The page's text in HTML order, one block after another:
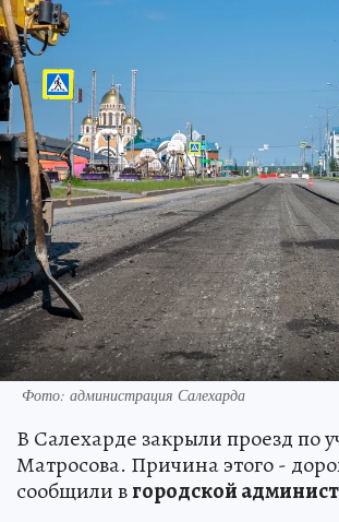
Фото: администрация Салехарда
В Салехарде закрыли проезд по
Матросова. Причина этого -
сообщили вгородской